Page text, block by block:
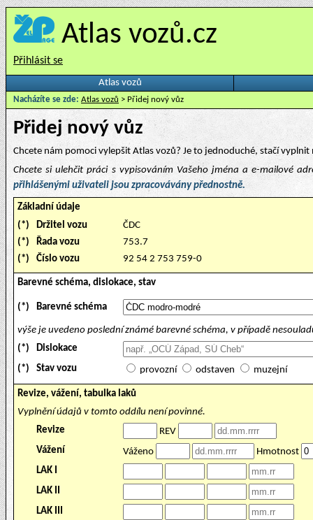
Atlas vozů.cz
Přihlásit se
Atlas vozů
Nacházíte se zde: Atlas vozů > Přidej nový vůz
Přidej nový vůz
Chcete nám pomoci vylepšit Atlas vozů? Je to jednoduché, stačí
Chcete si ulehčit práci s vypisováním Vašeho jména a e-mailové
přihlášenými uživateli jsou zpracovávány přednostně.
Základní údaje
(*)
Držitel vozu
ČDC
(*)
Řada vozu
753.7
(*)
Číslo vozu 92 54 2 753 759-0
Barevné schéma, dislokace, stav
(*) Barevné schéma
výše je uvedeno poslední známé barevné schéma, v případě
(*)
Dislokace
(*)
Stav vozu provozní odstaven muzejní
Revize, vážení, tabulka laků
Vyplnění údajů v tomto oddílu není povinné.
Revize
REV
Vážení
Váženo
Hmotnost
LAK I
LAK II
LAK III